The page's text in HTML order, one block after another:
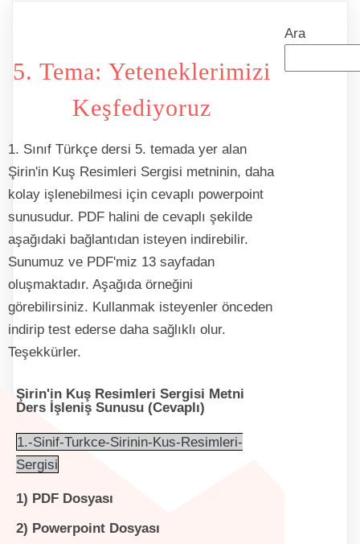
5. Tema: Yeteneklerimizi
Keşfediyoruz
1. Sınıf Türkçe dersi 5. temada yer alan
Şirin'in Kuş Resimleri Sergisi metninin, daha
kolay işlenebilmesi için cevaplı powerpoint
sunusudur. PDF halini de cevaplı şekilde
aşağıdaki bağlantıdan isteyen indirebilir.
Sunumuz ve PDF'miz 13 sayfadan
oluşmaktadır. Aşağıda örneğini
görebilirsiniz. Kullanmak isteyenler önceden
indirip test ederse daha sağlıklı olur.
Teşekkürler.
Şirin'in Kuş Resimleri Sergisi Metni
Ders İşleniş Sunusu (Cevaplı)
1.-Sinif-Turkce-Sirinin-Kus-Resimleri-
Sergisi
1) PDF Dosyası
2) Powerpoint Dosyası
Ara